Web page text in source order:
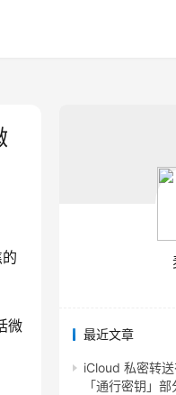
微 最近文章
iCloud 私密转
「通行密钥」